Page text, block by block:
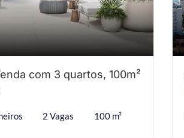
com 3 quartos, 100m²
2 Vagas 100 m²